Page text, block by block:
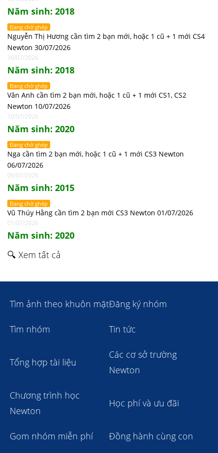
Năm sinh: 2018
Đang chờ ghép
Nguyễn Thị Hương cần tìm 2 bạn mới, hoặc 1 cũ + 1 mới CS4
Newton 30/07/2026
30/07/2026
Năm sinh: 2018
Đang chờ ghép
Vân Anh cần tìm 2 bạn mới, hoặc 1 cũ + 1 mới CS1, CS2
Newton 10/07/2026
10/07/2026
Năm sinh: 2020
Đang chờ ghép
Nga cần tìm 2 bạn mới, hoặc 1 cũ + 1 mới CS3 Newton
06/07/2026
06/07/2026
Năm sinh: 2015
Đang chờ ghép
Vũ Thúy Hằng cần tìm 2 bạn mới CS3 Newton 01/07/2026
01/07/2026
Năm sinh: 2020
🔍 Xem tất cả
Tìm ảnh theo khuôn mặtĐăng ký nhóm
Tìm nhóm Tin tức
Tổng hợp tài liệu
Các cơ sở trường
Newton
Chương trình học
Newton
Học phí và ưu đãi
Gom nhóm miễn phí Đồng hành cùng con